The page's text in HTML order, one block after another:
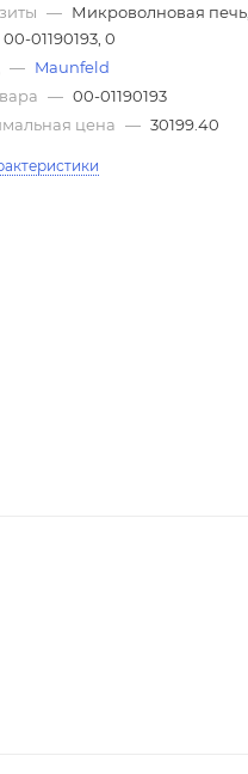
— Микроволновая печь,
01190193, 0
— Maunfeld
— 00-01190193
цена — 30199.40